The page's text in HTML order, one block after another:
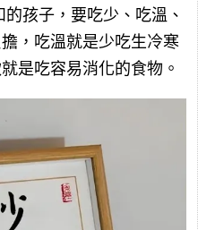
孩子，要吃少、吃溫、
，吃溫就是少吃生冷寒
是吃容易消化的食物。